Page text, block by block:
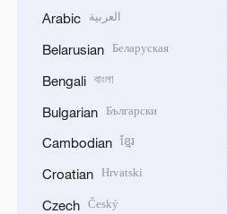
Arabic العربية
Belarusian Беларуская
Bengali বাংলা
Bulgarian Български
Cambodian ខ្មែរ
Croatian Hrvatski
Czech Český